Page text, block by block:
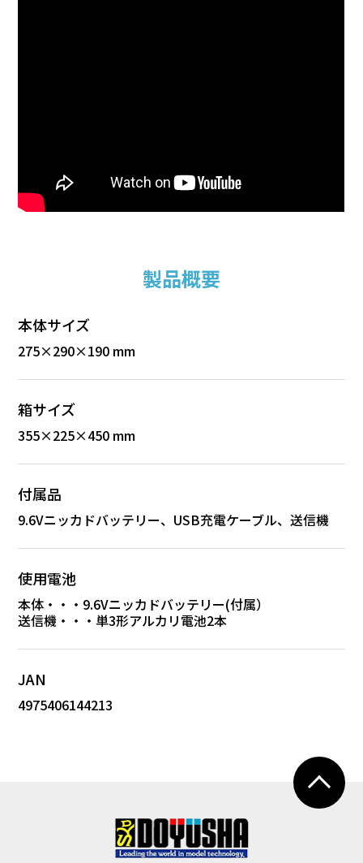
製品概要
本体サイズ
275×290×190 mm
箱サイズ
355×225×450 mm
付属品
9.6Vニッカドバッテリー、USB充電ケーブル、送信機
使用電池
本体・・・9.6Vニッカドバッテリー(付属）
送信機・・・単3形アルカリ電池2本
JAN
4975406144213